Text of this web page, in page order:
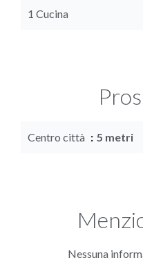
1 Cucina
Centro città 5 metri
Nessuna